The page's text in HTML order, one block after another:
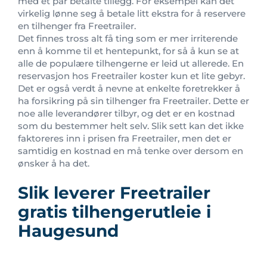
virkelig lønne seg å betale litt ekstra for å reservere
en tilhenger fra Freetrailer.
Det finnes tross alt få ting som er mer irriterende
enn å komme til et hentepunkt, for så å kun se at
alle de populære tilhengerne er leid ut allerede. En
reservasjon hos Freetrailer koster kun et lite gebyr.
Det er også verdt å nevne at enkelte foretrekker å
ha forsikring på sin tilhenger fra Freetrailer. Dette er
noe alle leverandører tilbyr, og det er en kostnad
som du bestemmer helt selv. Slik sett kan det ikke
faktoreres inn i prisen fra Freetrailer, men det er
samtidig en kostnad en må tenke over dersom en
ønsker å ha det.
Slik leverer Freetrailer
gratis tilhengerutleie i
Haugesund